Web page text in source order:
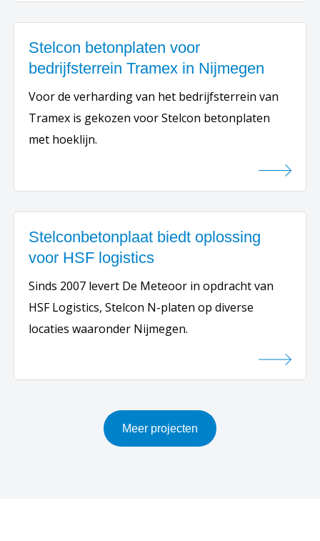
Stelcon betonplaten voor
bedrijfsterrein Tramex in Nijmegen
Voor de verharding van het bedrijfsterrein van
Tramex is gekozen voor Stelcon betonplaten
met hoeklijn.
Stelconbetonplaat biedt oplossing
voor HSF logistics
Sinds 2007 levert De Meteoor in opdracht van
HSF Logistics, Stelcon N-platen op diverse
locaties waaronder Nijmegen.
Meer projecten